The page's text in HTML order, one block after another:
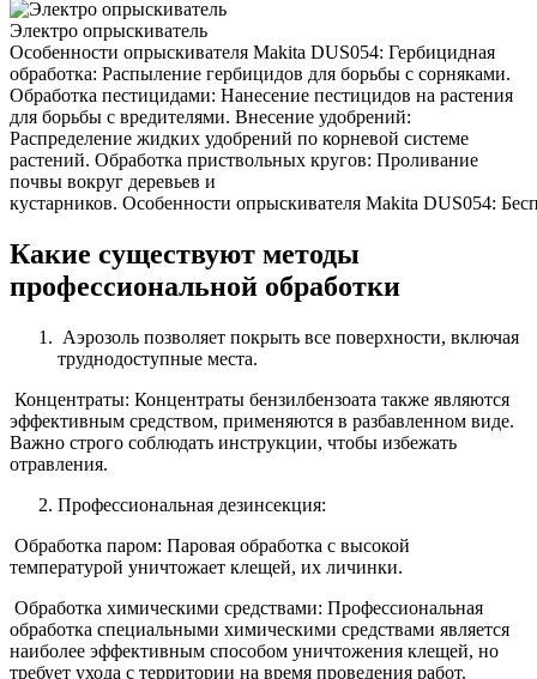
Электро опрыскиватель
Особенности опрыскивателя Makita DUS054: Гербицидная
обработка: Распыление гербицидов для борьбы с сорняками.
Обработка пестицидами: Нанесение пестицидов на растения
для борьбы с вредителями. Внесение удобрений:
Распределение жидких удобрений по корневой системе
растений. Обработка приствольных кругов: Проливание
почвы вокруг деревьев и
кустарников. Особенности опрыскивателя Makita DUS054:
Какие существуют методы
профессиональной обработки
Аэрозоль позволяет покрыть все поверхности, включая
труднодоступные места.
Концентраты: Концентраты бензилбензоата также являются
эффективным средством, применяются в разбавленном виде.
Важно строго соблюдать инструкции, чтобы избежать
отравления.
Профессиональная дезинсекция:
Обработка паром: Паровая обработка с высокой
температурой уничтожает клещей, их личинки.
Обработка химическими средствами: Профессиональная
обработка специальными химическими средствами является
наиболее эффективным способом уничтожения клещей, но
требует ухода с территории на время проведения работ.